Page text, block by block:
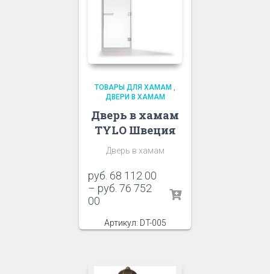
ТОВАРЫ ДЛЯ ХАМАМ ,
ДВЕРИ В ХАМАМ
Дверь в хамам
TYLO Швеция
Дверь в хамам
руб. 68 112 00
– руб. 76 752
00
Артикул: DT-005